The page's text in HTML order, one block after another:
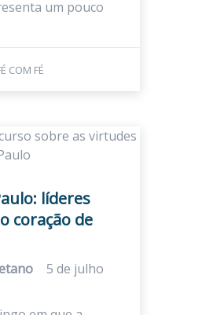
um pouco
COM FÉ
líderes
coração de
5 de julho